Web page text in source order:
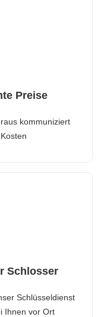
Preise
kommuniziert
Schlosser
Schlüsseldienst
Ihnen vor Ort